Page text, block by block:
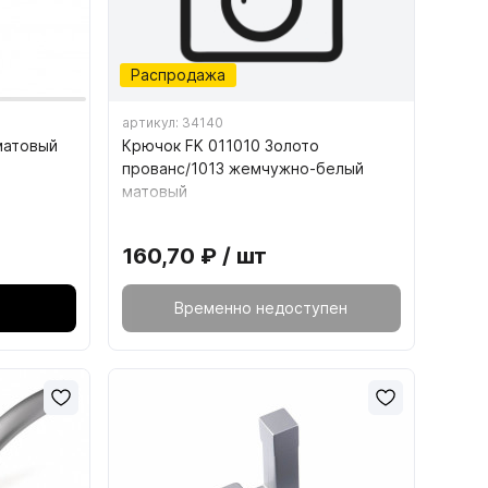
9.5. Подъёмные механизмы для
складных створок
9.6. Механизмы параллельного
Распродажа
артикул: 34140
Крючок FK 011010 Золото
прованс/1013 жемчужно-белый
матовый
160,70 ₽ / шт
Временно недоступен